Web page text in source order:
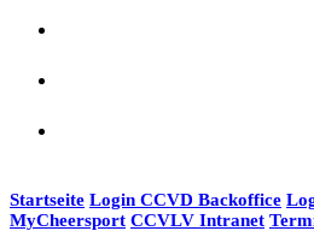
Startseite Login CCVD Backoffice
MyCheersport CCVLV Intranet